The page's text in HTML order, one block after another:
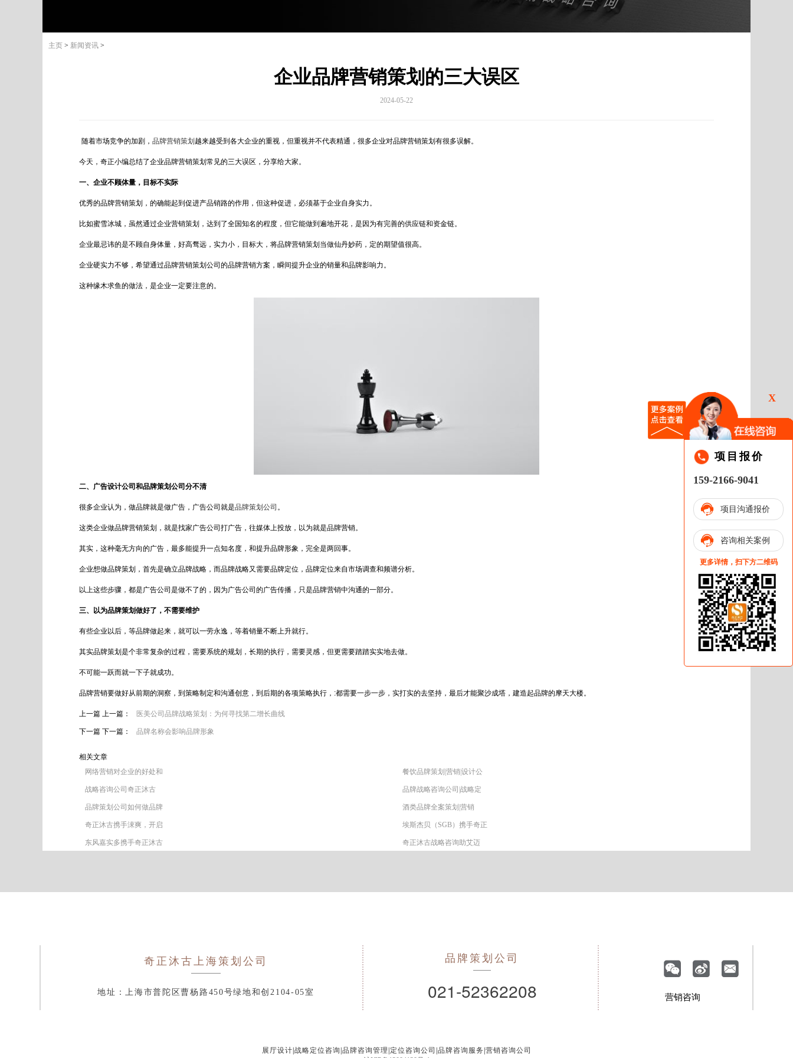
主页 > 新闻资讯 >
企业品牌营销策划的三大误区
2024-05-22
随着市场竞争的加剧， 品牌营销策划 越来越受到各大企业的重视，但重视并不代表精通，很多企业对品牌营销策划有很多误解。
今天，奇正小编总结了企业品牌营销策划常见的三大误区，分享给大家。
一、企业不顾体量，目标不实际
优秀的品牌营销策划，的确能起到促进产品销路的作用，但这种促进，必须基于企业自身实力。
比如蜜雪冰城，虽然通过企业营销策划，达到了全国知名的程度，但它能做到遍地开花，是因为有完善的供应链和资金链。
企业最忌讳的是不顾自身体量，好高骛远，实力小，目标大，将品牌营销策划当做仙丹妙药，定的期望值很高。
企业硬实力不够，希望通过品牌营销策划公司的品牌营销方案，瞬间提升企业的销量和品牌影响力。
这种缘木求鱼的做法，是企业一定要注意的。
二、广告设计公司和品牌策划公司分不清
很多企业认为，做品牌就是做广告，广告公司就是品牌策划公司 。
这类企业做品牌营销策划，就是找家广告公司打广告，往媒体上投放，以为就是品牌营销。
其实，这种毫无方向的广告，最多能提升一点知名度，和提升品牌形象，完全是两回事。
企业想做品牌策划，首先是确立品牌战略，而品牌战略又需要品牌定位，品牌定位来自市场调查和频谱分析。
以上这些步骤，都是广告公司是做不了的，因为广告公司的广告传播，只是品牌营销中沟通的一部分。
三、以为品牌策划做好了，不需要维护
有些企业以后，等品牌做起来，就可以一劳永逸，等着销量不断上升就行。
其实品牌策划是个非常复杂的过程，需要系统的规划，长期的执行，需要灵感，但更需要踏踏实实地去做。
不可能一跃而就一下子就成功。
品牌营销要做好从前期的洞察，到策略制定和沟通创意，到后期的各项策略执行，:都需要一步一步，实打实的去坚持，最后才能聚沙成塔，建造起品牌的摩天大楼。
上一篇 上一篇： 医美公司品牌战略策划：为何寻找第二增长曲线
下一篇 下一篇： 品牌名称会影响品牌形象
相关文章
网络营销对企业的好处和
餐饮品牌策划|营销|设计公
战略咨询公司奇正沐古 品牌战略咨询公司|战略定
品牌策划公司如何做品牌 酒类品牌全案策划|营销
奇正沐古携手涑爽，开启 埃斯杰贝（SGB）携手奇正
东风嘉实多携手奇正沐古 奇正沐古战略咨询助艾迈
奇正沐古上海策划公司
地址：上海市普陀区曹杨路450号绿地和创2104-05室
品牌策划公司
021-52362208 营销咨询
展厅设计 战略定位咨询 品牌咨询管理 定位咨询公司 品牌咨询服务 营销咨询公司
X
项目报价
159-2166-9041
项目沟通报价
咨询相关案例
更多详情，扫下方二维码